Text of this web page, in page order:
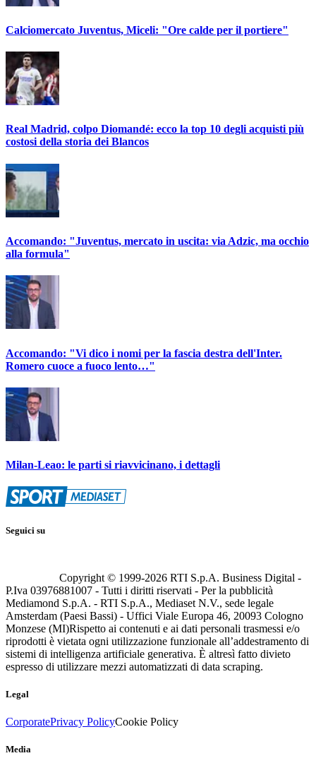
Calciomercato Juventus, Miceli: "Ore calde per il portiere"
Real Madrid, colpo Diomandé: ecco la top 10 degli acquisti più
costosi della storia dei Blancos
Accomando: "Juventus, mercato in uscita: via Adzic, ma occhio
alla formula"
Accomando: "Vi dico i nomi per la fascia destra dell'Inter.
Romero cuoce a fuoco lento…"
Milan-Leao: le parti si riavvicinano, i dettagli
Seguici su
Copyright © 1999-2026 RTI S.p.A. Business Digital -
P.Iva 03976881007 - Tutti i diritti riservati - Per la pubblicità
Mediamond S.p.A. - RTI S.p.A., Mediaset N.V., sede legale
Amsterdam (Paesi Bassi) - Uffici Viale Europa 46, 20093 Cologno
Monzese (MI)Rispetto ai contenuti e ai dati personali trasmessi e/o
riprodotti è vietata ogni utilizzazione funzionale all’addestramento di
sistemi di intelligenza artificiale generativa. È altresì fatto divieto
espresso di utilizzare mezzi automatizzati di data scraping.
Legal
CorporatePrivacy PolicyCookie Policy
Media